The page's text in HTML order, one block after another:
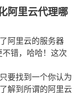
阿里云代理哪
阿里云的服务器
错，哈哈！这次
要找到一个你认为
解到所谓的阿里云